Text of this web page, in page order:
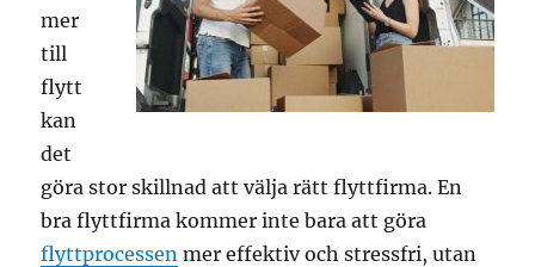
mer
till
flytt
kan
det
göra stor skillnad att välja rätt flyttfirma. En
bra flyttfirma kommer inte bara att göra
flyttprocessen mer effektiv och stressfri, utan